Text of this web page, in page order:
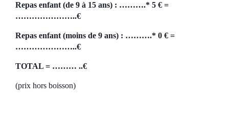
Repas enfant (de 9 à 15 ans) : ……….* 5 € =
…………………..€
Repas enfant (moins de 9 ans) : ……….* 0 € =
…………………..€
TOTAL = ……… ..€
(prix hors boisson)